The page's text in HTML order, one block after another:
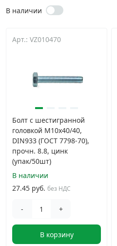
Кабельный крепеж
Строительный
Заклепки
Химический крепеж
Гвозди и скобы
В наличии
Арт.: VZ010470
Болт с шестигранной
головкой М10х40/40,
DIN933 (ГОСТ 7798-70),
прочн. 8.8, цинк
(упак/50шт)
В наличии
27.45 руб. без НДС
- +
В корзину